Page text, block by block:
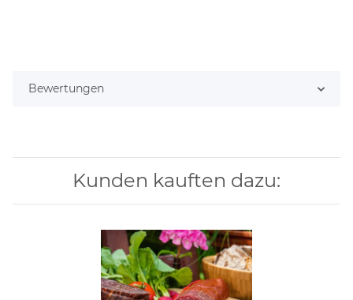
Bewertungen
Kunden kauften dazu: